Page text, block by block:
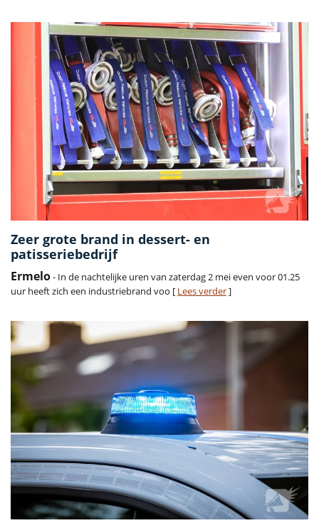
Zeer grote brand in dessert- en
patisseriebedrijf
Ermelo- In de nachtelijke uren van zaterdag 2 mei even voor 01.25
uur heeft zich een industriebrand voo [ Lees verder]